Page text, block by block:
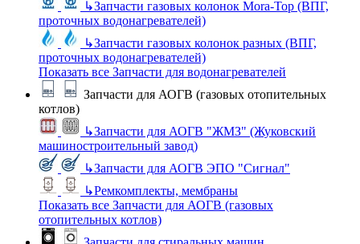
↳Запчасти газовых колонок Mora-Top (ВПГ,
проточных водонагревателей)
↳Запчасти газовых колонок разных (ВПГ,
проточных водонагревателей)
Показать все Запчасти для водонагревателей
Запчасти для АОГВ (газовых отопительных
котлов)
↳Запчасти для АОГВ "ЖМЗ" (Жуковский
машиностроительный завод)
↳Запчасти для АОГВ ЭПО "Сигнал"
↳Ремкомплекты, мембраны
Показать все Запчасти для АОГВ (газовых
отопительных котлов)